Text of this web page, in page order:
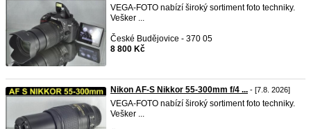
VEGA-FOTO nabízí široký sortiment foto techniky.
Vešker ...
České Budějovice - 370 05
8 800 Kč
Nikon AF-S Nikkor 55-300mm f/4 ... - [7.8. 2026]
VEGA-FOTO nabízí široký sortiment foto techniky.
Vešker ...